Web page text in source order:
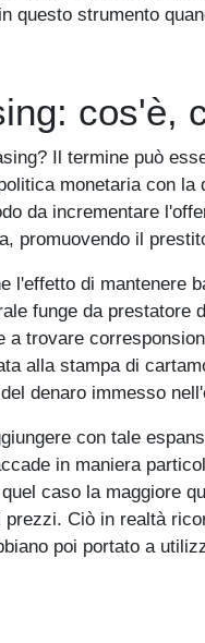
questo strumento
cos'è,
Il termine può
monetaria con
da incrementare
promuovendo il
l'effetto di mantenere
funge da prestatore
trovare
alla stampa di
denaro immesso
con tale
in maniera
caso la maggiore
Ciò in realtà
poi portato a